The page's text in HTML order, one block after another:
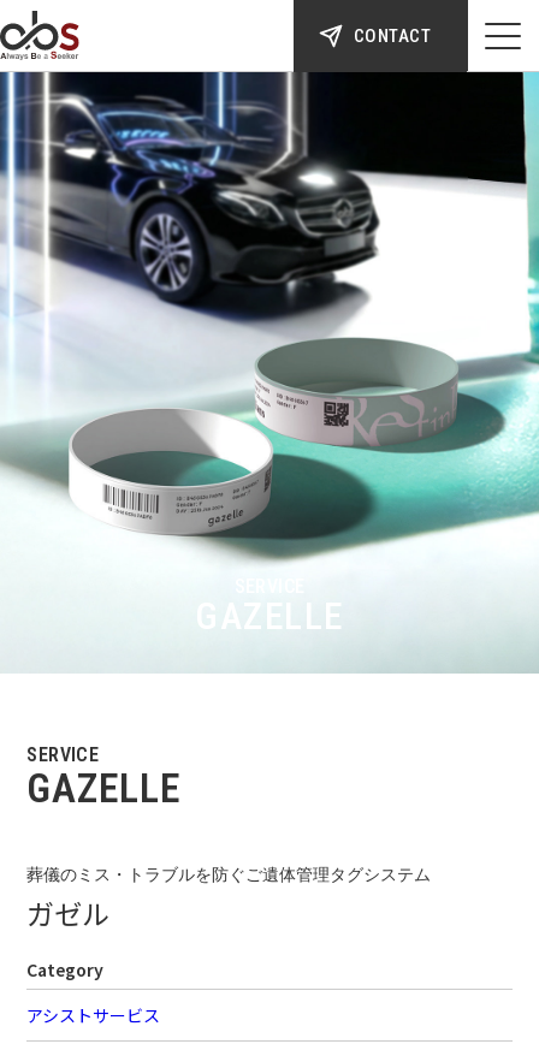
CONTACT
GAZELLE
SERVICE
GAZELLE
葬儀のミス・トラブルを防ぐご遺体管理タグシステム
ガゼル
Category
アシストサービス